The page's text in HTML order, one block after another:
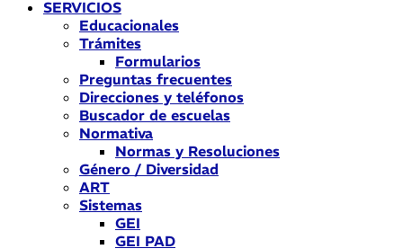
SERVICIOS
Educacionales
Trámites
Formularios
Preguntas frecuentes
Direcciones y teléfonos
Buscador de escuelas
Normativa
Normas y Resoluciones
Género / Diversidad
ART
Sistemas
GEI
GEI PAD